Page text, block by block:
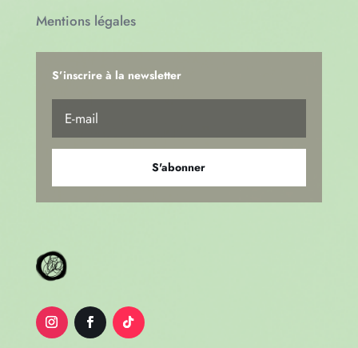
Mentions légales
S’inscrire à la newsletter
S'abonner